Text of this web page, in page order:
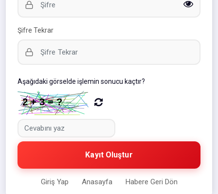
Şifre Tekrar
Aşağıdaki görselde işlemin sonucu kaçtır?
Kayıt Oluştur
Giriş Yap Anasayfa Habere Geri Dön